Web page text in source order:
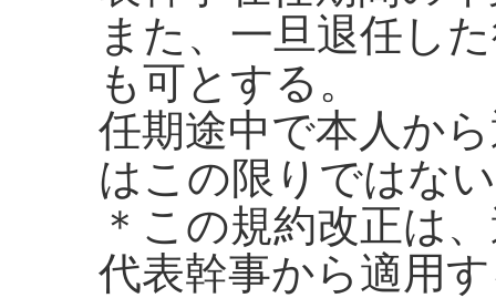
また、一旦退任し
も可とする。
任期途中で本人か
はこの限りではな
＊この規約改正は
代表幹事から適用